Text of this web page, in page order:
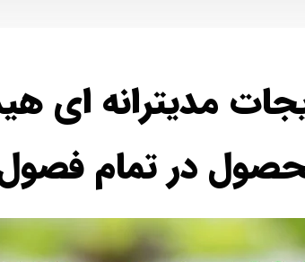
مدیترانه ای
در تمام